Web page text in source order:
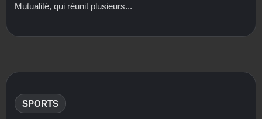
Mutualité, qui réunit plusieurs...
SPORTS